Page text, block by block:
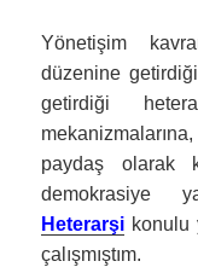
Yönetişim
düzenine
getirdiği
paydaş olarak
demokrasiye
Heterarşi konulu
çalışmıştım.